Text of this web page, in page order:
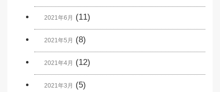
2021年6月 (11)
2021年5月 (8)
2021年4月 (12)
2021年3月 (5)